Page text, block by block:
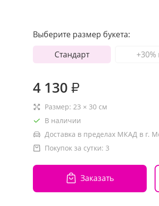
Выберите размер букета:
Стандарт
+30%
4 130 ₽
Размер: 23 × 30 см
В наличии
Доставка в пределах МКАД в г.
Покупок за сутки: 3
Заказать